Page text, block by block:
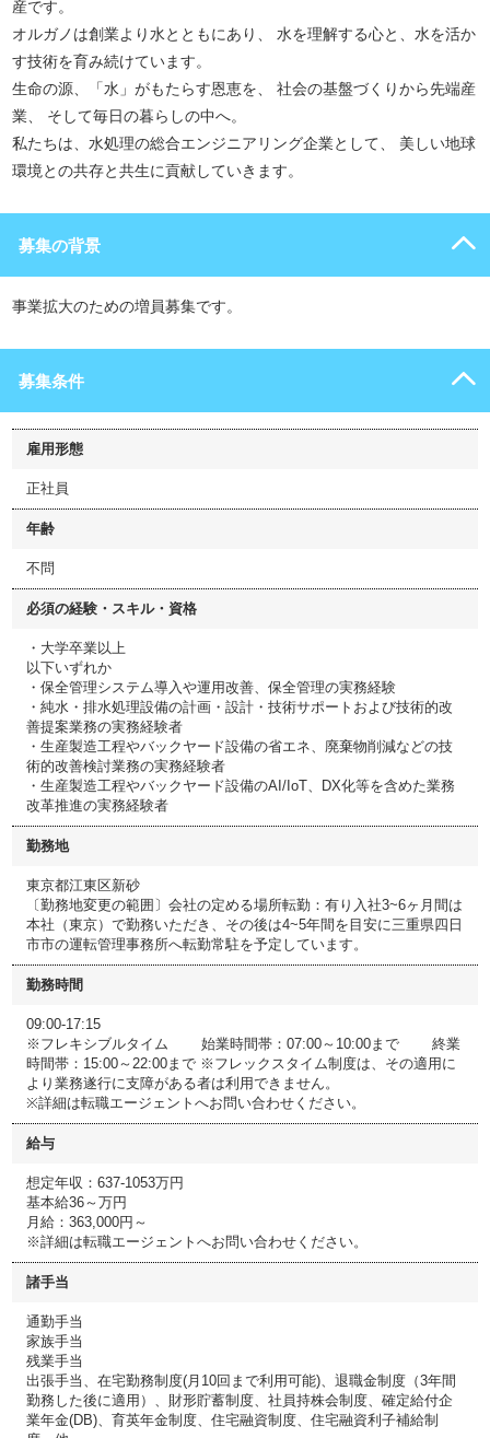
産です。
オルガノは創業より水とともにあり、 水を理解する心と、水を活か
す技術を育み続けています。
生命の源、「水」がもたらす恩恵を、 社会の基盤づくりから先端産
業、 そして毎日の暮らしの中へ。
私たちは、水処理の総合エンジニアリング企業として、 美しい地球
環境との共存と共生に貢献していきます。
募集の背景
事業拡大のための増員募集です。
募集条件
雇用形態
正社員
年齢
不問
必須の経験・スキル・資格
・大学卒業以上
以下いずれか
・保全管理システム導入や運用改善、保全管理の実務経験
・純水・排水処理設備の計画・設計・技術サポートおよび技術的改
善提案業務の実務経験者
・生産製造工程やバックヤード設備の省エネ、廃棄物削減などの技
術的改善検討業務の実務経験者
・生産製造工程やバックヤード設備のAI/IoT、DX化等を含めた業務
改革推進の実務経験者
勤務地
東京都江東区新砂
〔勤務地変更の範囲〕会社の定める場所転勤：有り入社3~6ヶ月間は
本社（東京）で勤務いただき、その後は4~5年間を目安に三重県四日
市市の運転管理事務所へ転勤常駐を予定しています。
勤務時間
09:00-17:15
※フレキシブルタイム 始業時間帯：07:00～10:00まで 終業
時間帯：15:00～22:00まで ※フレックスタイム制度は、その適用に
より業務遂行に支障がある者は利用できません。
※詳細は転職エージェントへお問い合わせください。
給与
想定年収：637-1053万円
基本給36～万円
月給：363,000円～
※詳細は転職エージェントへお問い合わせください。
諸手当
通勤手当
家族手当
残業手当
出張手当、在宅勤務制度(月10回まで利用可能)、退職金制度（3年間
勤務した後に適用）、財形貯蓄制度、社員持株会制度、確定給付企
業年金(DB)、育英年金制度、住宅融資制度、住宅融資利子補給制